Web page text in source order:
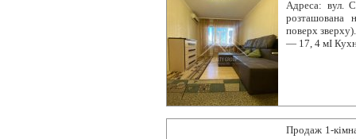
Адреса: вул.
розташована
поверх
— 17, 4 мІ
Продаж 1-